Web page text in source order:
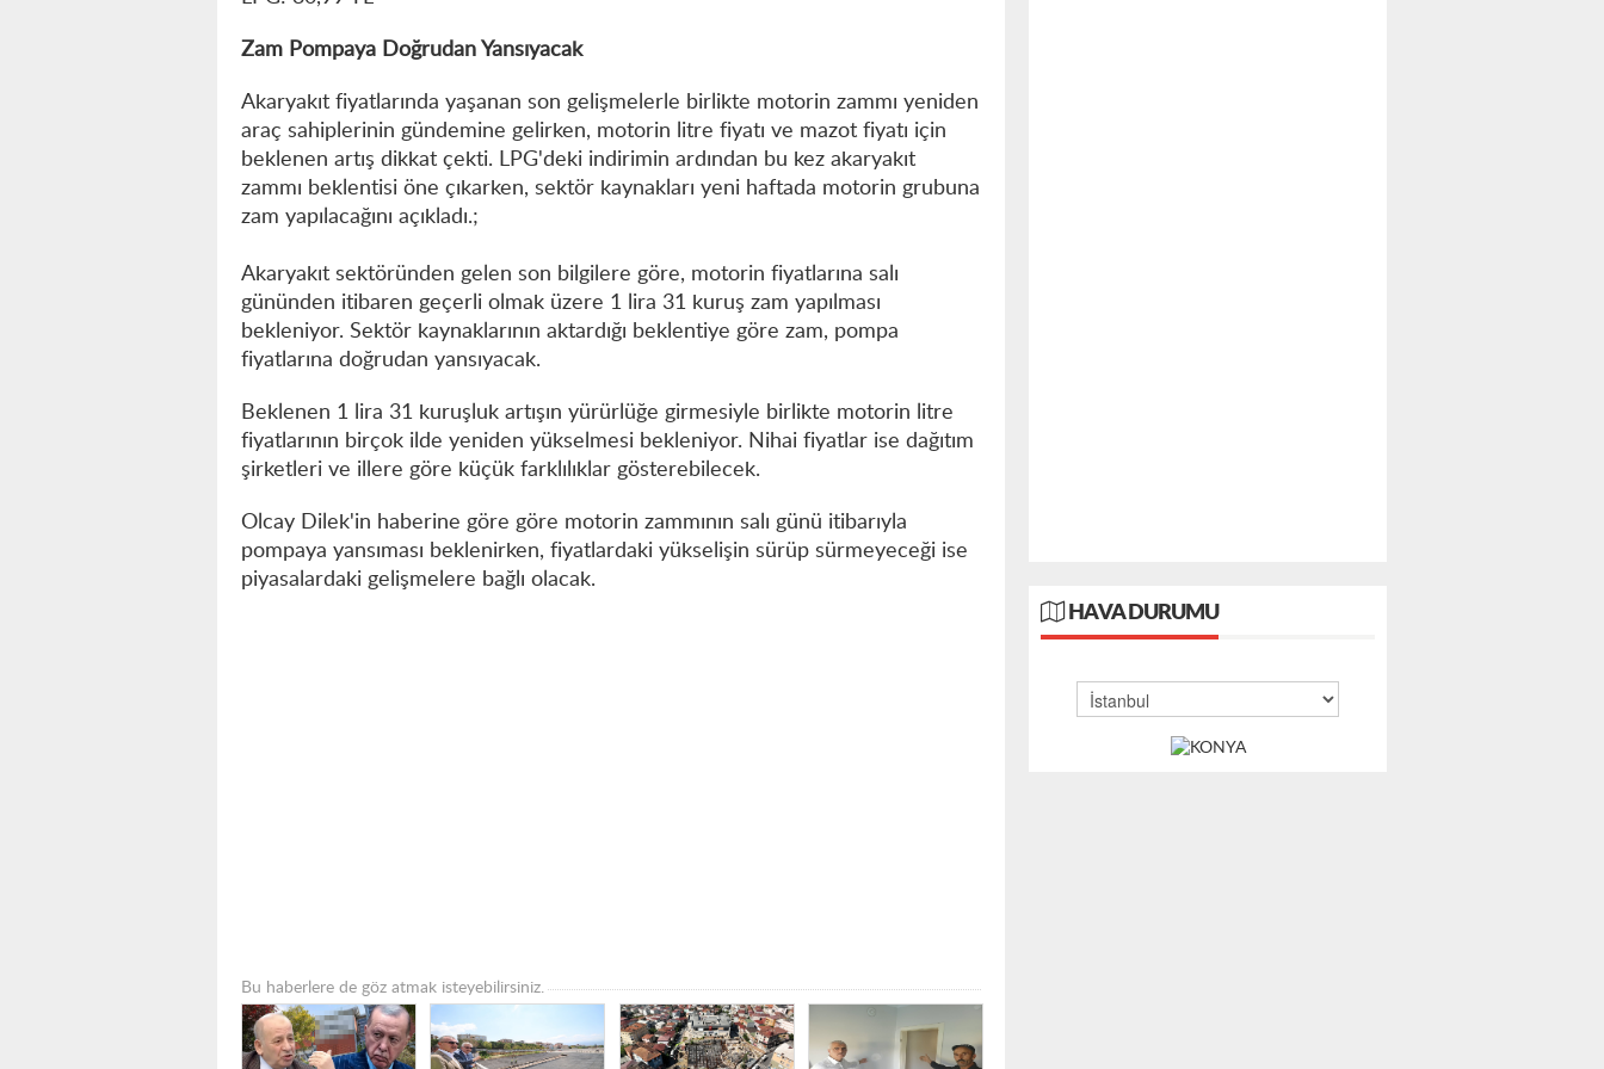
Zam Pompaya Doğrudan Yansıyacak
Akaryakıt fiyatlarında yaşanan son gelişmelerle birlikte motorin zammı yeniden
araç sahiplerinin gündemine gelirken, motorin litre fiyatı ve mazot fiyatı için
beklenen artış dikkat çekti. LPG'deki indirimin ardından bu kez akaryakıt
zammı beklentisi öne çıkarken, sektör kaynakları yeni haftada motorin grubuna
zam yapılacağını açıkladı.;
Akaryakıt sektöründen gelen son bilgilere göre, motorin fiyatlarına salı
gününden itibaren geçerli olmak üzere 1 lira 31 kuruş zam yapılması
bekleniyor. Sektör kaynaklarının aktardığı beklentiye göre zam, pompa
fiyatlarına doğrudan yansıyacak.
Beklenen 1 lira 31 kuruşluk artışın yürürlüğe girmesiyle birlikte motorin litre
fiyatlarının birçok ilde yeniden yükselmesi bekleniyor. Nihai fiyatlar ise dağıtım
şirketleri ve illere göre küçük farklılıklar gösterebilecek.
Olcay Dilek'in haberine göre göre motorin zammının salı günü itibarıyla
pompaya yansıması beklenirken, fiyatlardaki yükselişin sürüp sürmeyeceği ise
piyasalardaki gelişmelere bağlı olacak.
Bu haberlere de göz atmak isteyebilirsiniz.
HAVA DURUMU